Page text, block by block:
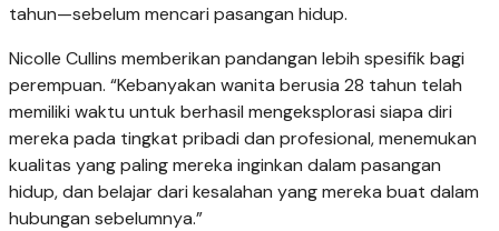
tahun—sebelum mencari pasangan hidup.
Nicolle Cullins memberikan pandangan lebih spesifik bagi
perempuan. “Kebanyakan wanita berusia 28 tahun telah
memiliki waktu untuk berhasil mengeksplorasi siapa diri
mereka pada tingkat pribadi dan profesional, menemukan
kualitas yang paling mereka inginkan dalam pasangan
hidup, dan belajar dari kesalahan yang mereka buat dalam
hubungan sebelumnya.”